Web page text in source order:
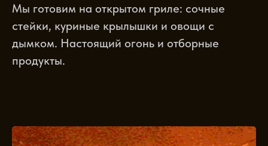
Мы готовим на открытом гриле: сочные
стейки, куриные крылышки и овощи с
дымком. Настоящий огонь и отборные
продукты.